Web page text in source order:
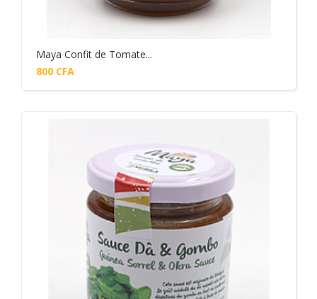
Maya Confit de Tomate...
800 CFA